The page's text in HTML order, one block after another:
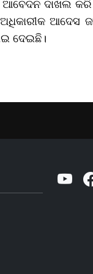
ଆବେଦନ ଦାଖଲ
ଆଦେସ
ଦେଇଛି।
YouTube